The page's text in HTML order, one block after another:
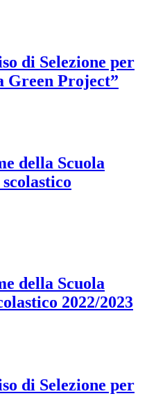
di Selezione per
Green Project”
della Scuola
della Scuola
2022/2023
di Selezione per